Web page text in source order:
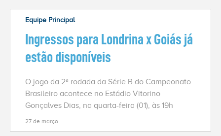
Equipe Principal
Ingressos para Londrina x Goiás já
estão disponíveis
O jogo da 2ª rodada da Série B do Campeonato
Brasileiro acontece no Estádio Vitorino
Gonçalves Dias, na quarta-feira (01), às 19h
27 de março